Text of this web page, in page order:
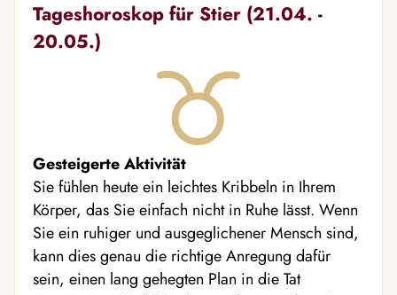
Tageshoroskop für Stier (21.04. -
20.05.)
Gesteigerte Aktivität
Sie fühlen heute ein leichtes Kribbeln in Ihrem
Körper, das Sie einfach nicht in Ruhe lässt. Wenn
Sie ein ruhiger und ausgeglichener Mensch sind,
kann dies genau die richtige Anregung dafür
sein, einen lang gehegten Plan in die Tat